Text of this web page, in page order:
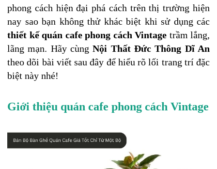
phong cách hiện đại phá cách trên thị trường hiện
thiết kế quán cafe phong cách Vintage trầm lắng,
lãng mạn. Hãy cùng
theo dõi bài viết sau đây để hiểu rõ lối trang trí đặc
biệt này nhé!
Giới thiệu quán cafe phong cách Vintage